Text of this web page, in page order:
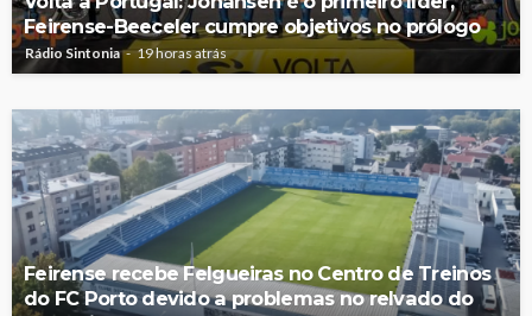
Feirense-Beeceler cumpre objetivos no prólogo
Rádio Sintonia 19 horas atrás
Feirense recebe Felgueiras no Centro de Treinos
do FC Porto devido a problemas no relvado do